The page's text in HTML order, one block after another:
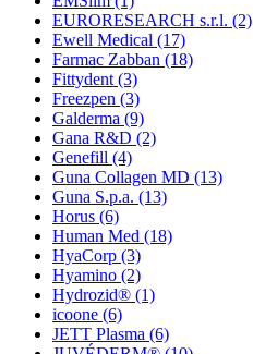
EURORESEARCH s.r.l. (2)
Ewell Medical (17)
Farmac Zabban (18)
Fittydent (3)
Freezpen (3)
Galderma (9)
Gana R&D (2)
Genefill (4)
Guna Collagen MD (13)
Guna S.p.a. (13)
Horus (6)
Human Med (18)
HyaCorp (3)
Hyamino (2)
Hydrozid® (1)
icoone (6)
JETT Plasma (6)